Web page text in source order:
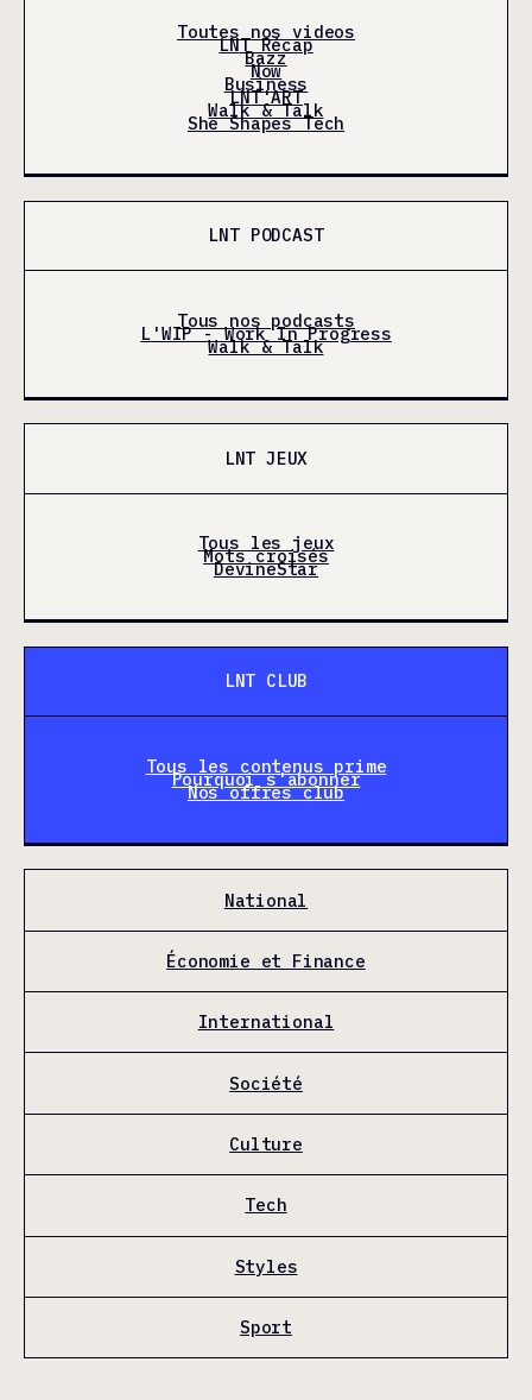
Toutes nos videos
LNT Récap
Bazz
Now
Business
LNT'ART
Walk & Talk
She Shapes Tech
LNT PODCAST
Tous nos podcasts
L'WIP - Work In Progress
Walk & Talk
LNT JEUX
Tous les jeux
Mots croisés
DevineStar
LNT CLUB
Tous les contenus prime
Pourquoi s'abonner
Nos offres club
National
Économie et Finance
International
Société
Culture
Tech
Styles
Sport